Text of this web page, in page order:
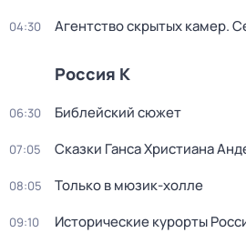
04:30 Агентство скрытых камер.
Россия К
06:30 Библейский сюжет
07:05 Сказки Ганса Христиана
08:05 Только в мюзик-холле
09:10 Исторические курорты